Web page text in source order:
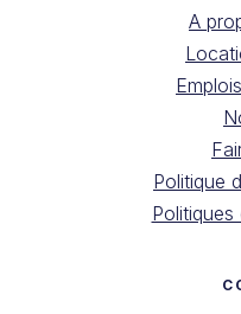
A
Politique